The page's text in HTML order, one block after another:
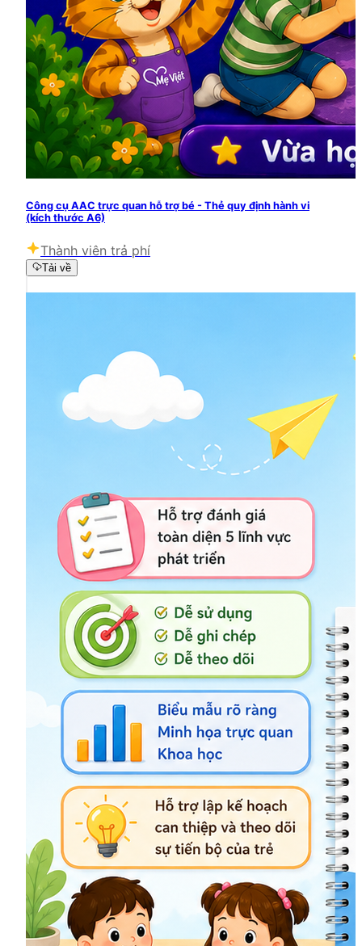
Công cụ AAC trực quan hỗ trợ bé - Thẻ quy định hành vi
(kích thước A6)
Thành viên trả phí
Tải về